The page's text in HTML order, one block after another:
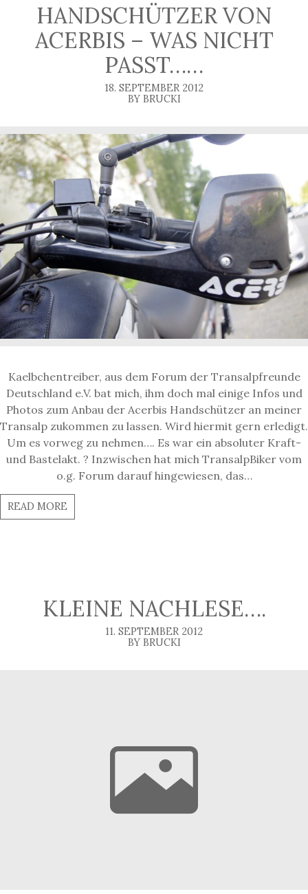
HANDSCHÜTZER VON
ACERBIS – WAS NICHT
PASST……
18. SEPTEMBER 2012
BY BRUCKI
Kaelbchentreiber, aus dem Forum der Transalpfreunde
Deutschland e.V. bat mich, ihm doch mal einige Infos und
Photos zum Anbau der Acerbis Handschützer an meiner
Transalp zukommen zu lassen. Wird hiermit gern erledigt.
Um es vorweg zu nehmen…. Es war ein absoluter Kraft-
und Bastelakt. ? Inzwischen hat mich TransalpBiker vom
o.g. Forum darauf hingewiesen, das…
READ MORE
KLEINE NACHLESE….
11. SEPTEMBER 2012
BY BRUCKI